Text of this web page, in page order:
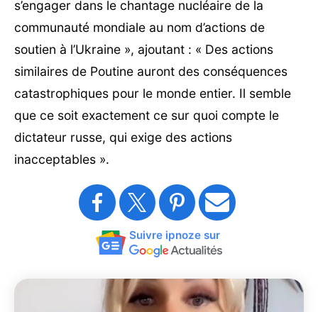
s’engager dans le chantage nucléaire de la
communauté mondiale au nom d’actions de
soutien à l’Ukraine », ajoutant : « Des actions
similaires de Poutine auront des conséquences
catastrophiques pour le monde entier. Il semble
que ce soit exactement ce sur quoi compte le
dictateur russe, qui exige des actions
inacceptables ».
Suivre ipnoze sur